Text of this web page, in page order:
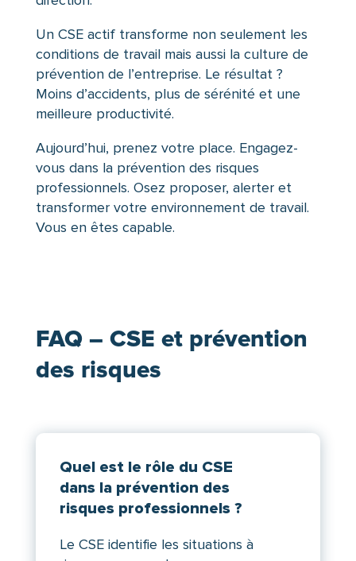
Un CSE actif transforme non seulement les
conditions de travail mais aussi la culture de
prévention de l’entreprise. Le résultat ?
Moins d’accidents, plus de sérénité et une
meilleure productivité.
Aujourd’hui, prenez votre place. Engagez-
vous dans la prévention des risques
professionnels. Osez proposer, alerter et
transformer votre environnement de travail.
Vous en êtes capable.
FAQ – CSE et prévention
des risques
Quel est le rôle du CSE
dans la prévention des
risques professionnels ?
Le CSE identifie les situations à